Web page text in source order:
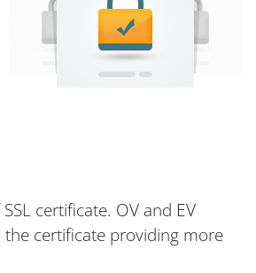
certificate. OVand EV
certificate providing more